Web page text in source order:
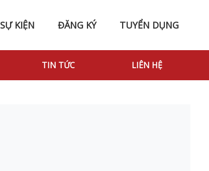
SỰ KIỆN ĐĂNG KÝ TUYỂN DỤNG
TIN TỨC LIÊN HỆ